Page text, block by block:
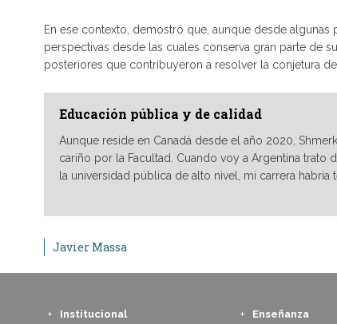
En ese contexto, demostró que, aunque desde
perspectivas desde las cuales conserva gran parte de
posteriores que contribuyeron a resolver la conjetura de
Educación pública y de calidad
Aunque reside en Canadá desde el año 2020,
cariño por la Facultad. Cuando voy a Argentina
la universidad pública de alto nivel, mi carrera
Javier Massa
Institucional
Enseñanza